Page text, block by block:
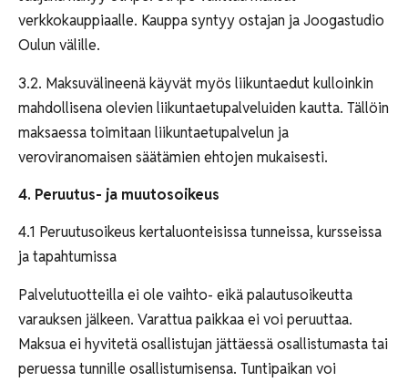
verkkokauppiaalle. Kauppa syntyy ostajan ja Joogastudio
Oulun välille.
3.2. Maksuvälineenä käyvät myös liikuntaedut kulloinkin
mahdollisena olevien liikuntaetupalveluiden kautta. Tällöin
maksaessa toimitaan liikuntaetupalvelun ja
veroviranomaisen säätämien ehtojen mukaisesti.
4. Peruutus- ja muutosoikeus
4.1 Peruutusoikeus kertaluonteisissa tunneissa, kursseissa
ja tapahtumissa
Palvelutuotteilla ei ole vaihto- eikä palautusoikeutta
varauksen jälkeen. Varattua paikkaa ei voi peruuttaa.
Maksua ei hyvitetä osallistujan jättäessä osallistumasta tai
peruessa tunnille osallistumisensa. Tuntipaikan voi